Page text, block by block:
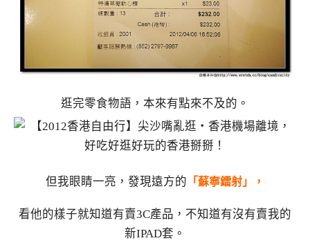
逛完零食物語，本來有點來不及的。
但我眼睛一亮，發現遠方的 「蘇寧鐳射」，
看他的樣子就知道有賣3C產品，不知道有沒有賣我的
新IPAD套。